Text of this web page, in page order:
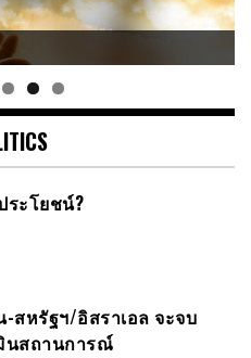
ะโยชน์?
สหรัฐฯ/อิสราเอล จะจบ
นสถานการณ์